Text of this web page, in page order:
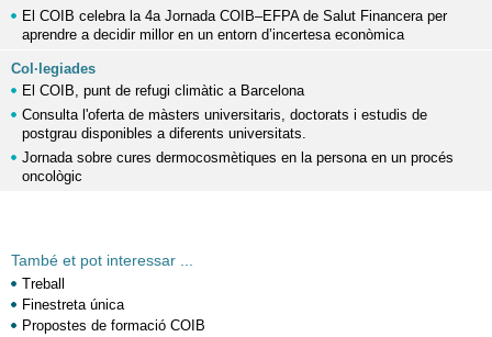
El COIB celebra la 4a Jornada COIB–EFPA de Salut Financera per
aprendre a decidir millor en un entorn d’incertesa econòmica
Col·legiades
El COIB, punt de refugi climàtic a Barcelona
Consulta l'oferta de màsters universitaris, doctorats i estudis de
postgrau disponibles a diferents universitats.
Jornada sobre cures dermocosmètiques en la persona en un procés
oncològic
També et pot interessar ...
Treball
Finestreta única
Propostes de formació COIB